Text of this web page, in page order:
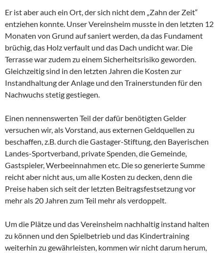
Er ist aber auch ein Ort, der sich nicht dem „Zahn der Zeit“
entziehen konnte. Unser Vereinsheim musste in den letzten 12
Monaten von Grund auf saniert werden, da das Fundament
brüchig, das Holz verfault und das Dach undicht war. Die
Terrasse war zudem zu einem Sicherheitsrisiko geworden.
Gleichzeitig sind in den letzten Jahren die Kosten zur
Instandhaltung der Anlage und den Trainerstunden für den
Nachwuchs stetig gestiegen.
Einen nennenswerten Teil der dafür benötigten Gelder
versuchen wir, als Vorstand, aus externen Geldquellen zu
beschaffen, z.B. durch die Gastager-Stiftung, den Bayerischen
Landes-Sportverband, private Spenden, die Gemeinde,
Gastspieler, Werbeeinnahmen etc. Die so generierte Summe
reicht aber nicht aus, um alle Kosten zu decken, denn die
Preise haben sich seit der letzten Beitragsfestsetzung vor
mehr als 20 Jahren zum Teil mehr als verdoppelt.
Um die Plätze und das Vereinsheim nachhaltig instand halten
zu können und den Spielbetrieb und das Kindertraining
weiterhin zu gewährleisten, kommen wir nicht darum herum,